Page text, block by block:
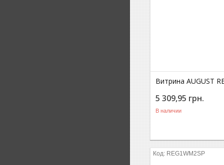
Витрина AUGUST
5 309,95 грн.
В наличии
REG1WM2SР